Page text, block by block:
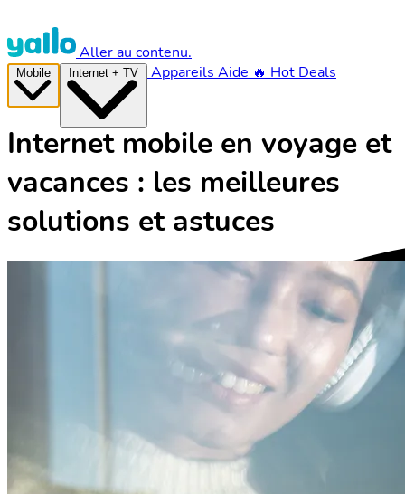
Aller au contenu.
Appareils Aide 🔥 Hot Deals
Internet mobile en voyage et
vacances : les meilleures
solutions et astuces